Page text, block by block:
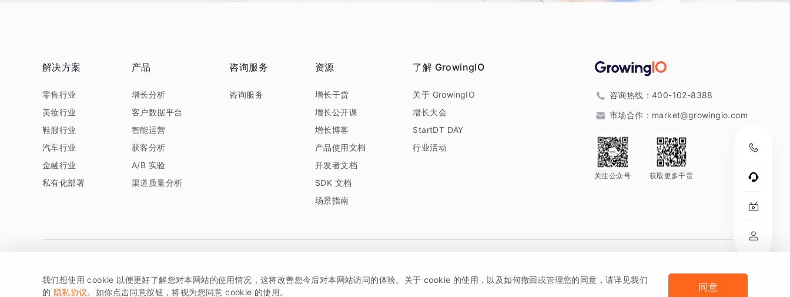
解决方案
零售行业
美妆行业
鞋服行业
汽车行业
金融行业
私有化部署
产品
增长分析
客户数据平台
智能运营
获客分析
A/B 实验
渠道质量分析
咨询服务
咨询服务
资源
增长干货
增长公开课
增长博客
产品使用文档
开发者文档
SDK 文档
场景指南
了解 GrowingIO
关于 GrowingIO
增长大会
StartDT DAY
行业活动
咨询热线： 400-102-8388
市场合作： market@growingio.com
关注公众号 获取更多干货
版权所有 © 北京易数科技有限公司SDK相关说明 京ICP备15038330号 法律声明及隐私条款
我们想使用 cookie 以便更好了解您对本网站的使用情况，这将改善您今后对本网站访问的体验。关于 cookie 的使用，以及如何撤回或管理您的同意，请详见我们
的 隐私协议。如你点击同意按钮，将视为您同意 cookie 的使用。 同意